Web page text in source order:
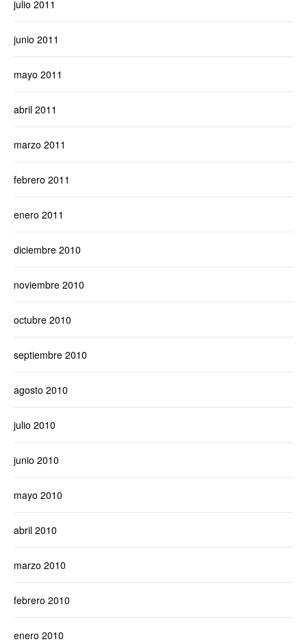
julio 2011
junio 2011
mayo 2011
abril 2011
marzo 2011
febrero 2011
enero 2011
diciembre 2010
noviembre 2010
octubre 2010
septiembre 2010
agosto 2010
julio 2010
junio 2010
mayo 2010
abril 2010
marzo 2010
febrero 2010
enero 2010